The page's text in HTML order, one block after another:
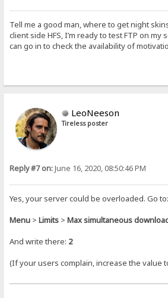
Tell me a good man, where to get night
client side HFS, I’m ready to test FTP on my
can go in to check the availability of
LeoNeeson
Tireless poster
Reply #7 on:June 16, 2020, 08:50:46 PM
Yes, your server could be overloaded. Go to:
Menu >Limits >Max simultaneous
And write there: 2
(If your users complain, increase the value